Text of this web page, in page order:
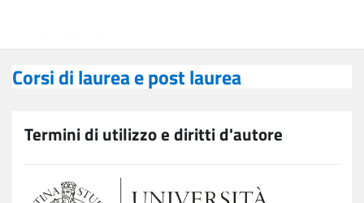
Corsi di laurea e post laurea
Termini di utilizzo e diritti d'autore